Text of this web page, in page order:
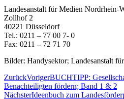
Landesanstalt für Medien Nordrhein-
Zollhof 2
40221 Düsseldorf
Tel.: 0211 – 77 00 7- 0
Fax: 0211 – 72 71 70
Bilder: Handysektor; Landesanstalt
ZurückVorigerBUCHTIPP:
Benachteiligten fördern; Band 1 & 2
NächsterIdeenbuch zum